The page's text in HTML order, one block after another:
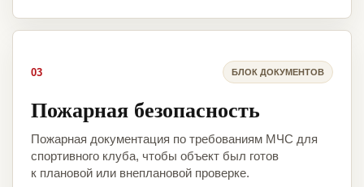
03 БЛОК ДОКУМЕНТОВ
Пожарная безопасность
Пожарная документация по требованиям МЧС для
спортивного клуба, чтобы объект был готов
к плановой или внеплановой проверке.